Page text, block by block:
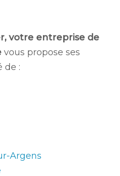
votre entreprise de
vous propose ses
de :
Argens